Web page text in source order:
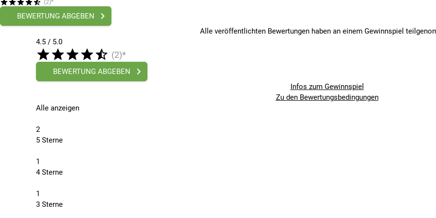
(2)*
BEWERTUNG ABGEBEN
Alle veröffentlichten Bewertungen haben an einem Gewinnspiel
4.5 / 5.0
(2)*
BEWERTUNG ABGEBEN
Infos zum Gewinnspiel
Zu den Bewertungsbedingungen
Alle anzeigen
2
5 Sterne
1
4 Sterne
1
3 Sterne